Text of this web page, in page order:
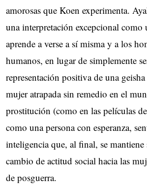
amorosas que Koen experimenta.
una interpretación excepcional como
aprende a verse a sí misma y a los
humanos, en lugar de simplemente
representación positiva de una
mujer atrapada sin remedio en el
prostitución (como en las películas
como una persona con esperanza,
inteligencia que, al final, se mantiene
cambio de actitud social hacia las
de posguerra.